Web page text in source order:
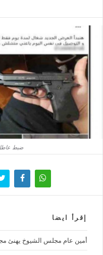
ضبط عاطل
إقرأ ايضا
أمين عام مجلس الشيوخ يهنئ